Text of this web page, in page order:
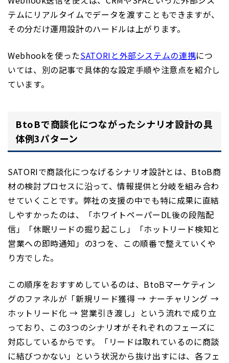
テムにリアルタイムでデータを渡すこともできますが、
その分だけ運用設計のハードルは上がります。
Webhookを使ったSATORIと外部システムの連携につ
いては、別の記事で具体的な設定手順や注意点を紹介し
ています。
BtoBで商談化につながったシナリオ設計の具
体例3パターン
SATORIで商談化につなげるシナリオ設計とは、BtoB商
材の検討プロセスに沿って、情報提供と分岐を組み合わ
せていくことです。弊社の支援の中でも特に成果に直結
しやすかったのは、「ホワイトペーパーDL後の段階配
信」「休眠リードの掘り起こし」「ホットリード検知と
営業への即時通知」の3つを、この順番で整えていくや
り方でした。
この順序をおすすめしているのは、BtoBマーケティン
グのファネルが「新規リード獲得 → ナーチャリング →
ホットリード化 → 営業引き渡し」という流れで成り立
っており、この3つのシナリオがそれぞれのフェーズに
対応しているからです。「リードは取れているのに商談
に結びつかない」という状況から抜け出すには、各フェ